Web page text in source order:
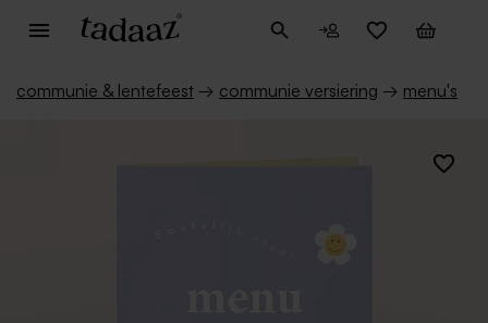
communie & lentefeest → communie versiering → menu's